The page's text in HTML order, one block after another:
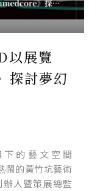
以展覽
探討夢幻
下的藝文空間
鬧的黃竹坑藝術
人暨策展總監